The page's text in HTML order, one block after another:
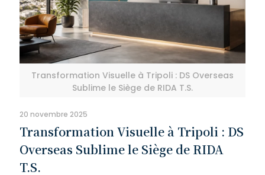
Transformation Visuelle à Tripoli : DS Overseas
Sublime le Siège de RIDA T.S.
20 novembre 2025
Transformation Visuelle à Tripoli : DS
Overseas Sublime le Siège de RIDA
T.S.